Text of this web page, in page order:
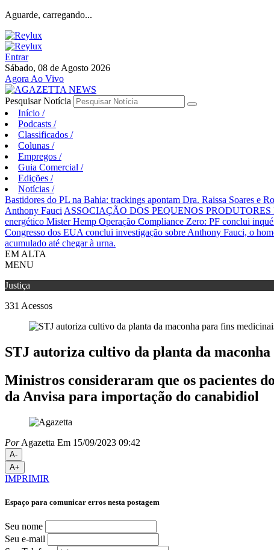
Aguarde, carregando...
Entrar
Sábado, 08 de Agosto 2026
Agora Ao Vivo
Pesquisar Notícia
Início /
Podcasts /
Classificados /
Colunas /
Empregos /
Guia Comercial /
Edições /
Notícias /
Bastidores do PL na Bahia: trackings apontam Dra. Raissa Soares e
Anthony Fauci ASSOCIAÇÃO DOS PEQUENOS
energético Mister Hemp Operação Compliance Zero: PF conclui
Congresso dos EUA conclui investigação sobre Anthony Fauci, o
acumulado até chegar à urna.
EM ALTA
MENU
Justiça
331 Acessos
STJ autoriza cultivo da planta da
Ministros consideraram que os pacientes
da Anvisa para importação do canabidiol
PorAgazetta Em 15/09/2023 09:42
A-
A+
IMPRIMIR
Espaço para comunicar erros nesta postagem
Seu nome
Seu e-mail